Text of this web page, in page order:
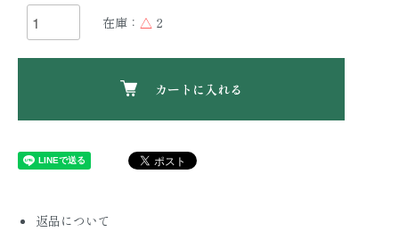
在庫： △ 2
カートに入れる
返品について